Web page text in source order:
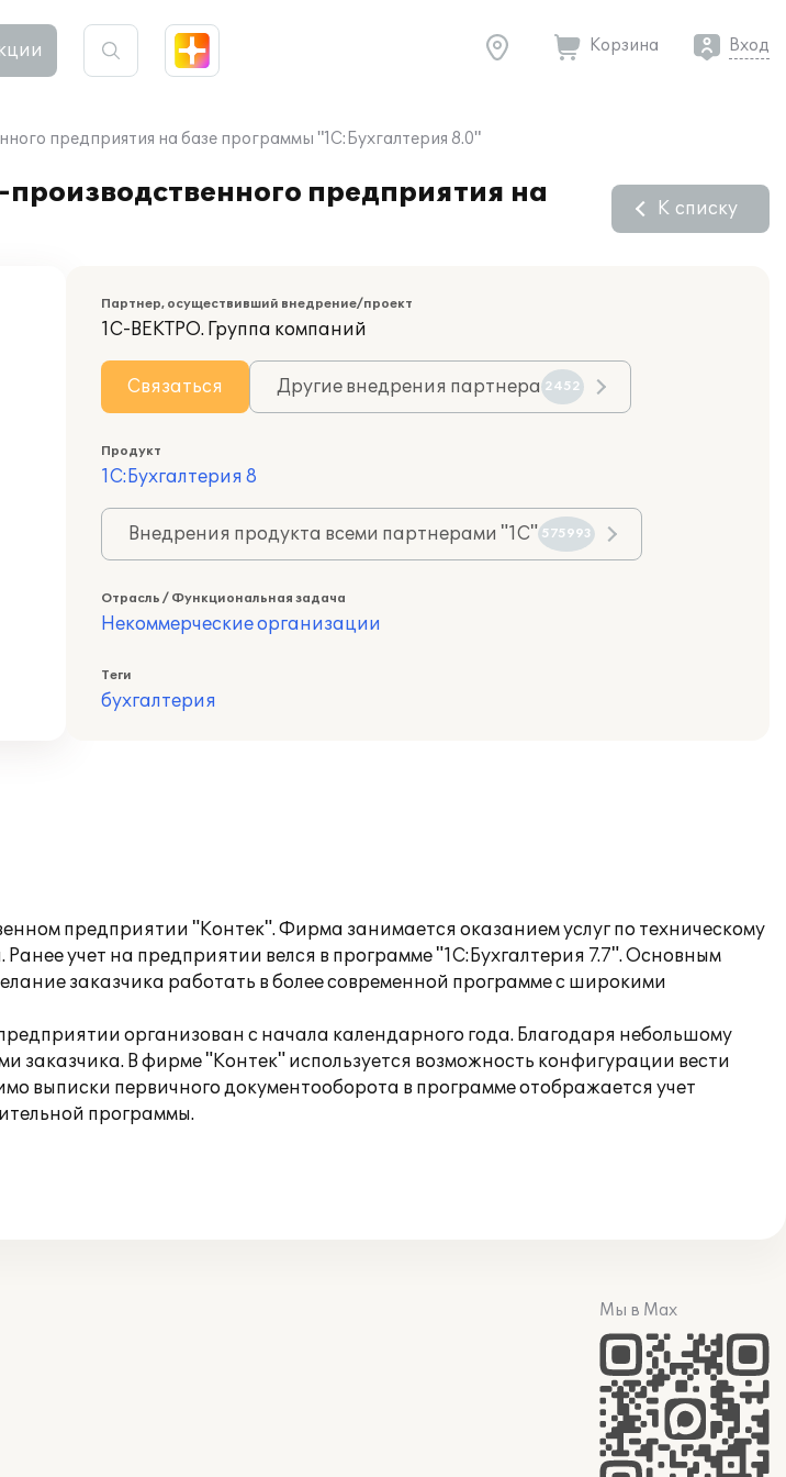
Корзина Вход
предприятия на базе программы "1С:Бухгалтерия 8.0"
предприятия на
К списку
Партнер, осуществивший внедрение/проект
1С-ВЕКТРО. Группа компаний
Связаться Другие внедрения партнера 2452
Продукт
1С:Бухгалтерия 8
Внедрения продукта всеми партнерами "1С" 575993
Отрасль / Функциональная задача
Некоммерческие организации
Теги
бухгалтерия
предприятии "Контек". Фирма занимается оказанием услуг по техническому
учет на предприятии велся в программе "1С:Бухгалтерия 7.7". Основным
заказчика работать в более современной программе с широкими
организован с начала календарного года. Благодаря небольшому
В фирме "Контек" используется возможность конфигурации вести
выписки первичного документооборота в программе отображается учет
программы.
Мы в Max